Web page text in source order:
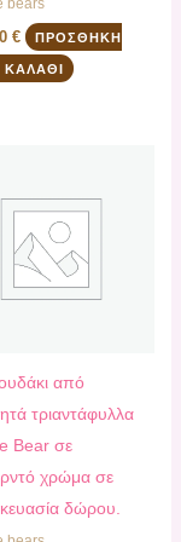
€ ΠΡΟΣΘΉΚΗ
ΚΑΛΆΘΙ
από
τριαντάφυλλα
Bear σε
χρώμα σε
δώρου.